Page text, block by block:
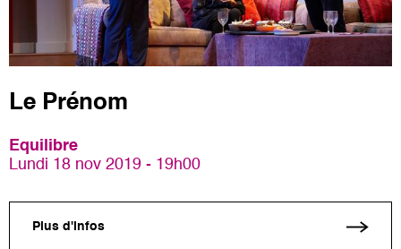
Le Prénom
Equilibre
Lundi 18 nov 2019 - 19h00
Plus d'infos